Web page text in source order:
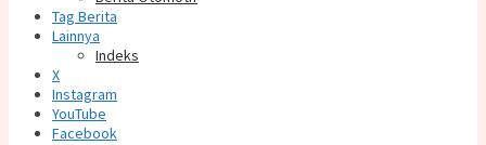
Tag Berita
Lainnya
Indeks
X
Instagram
YouTube
Facebook